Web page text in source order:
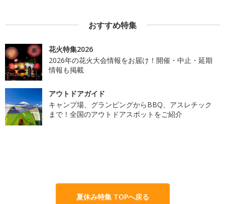
おすすめ特集
花火特集2026
2026年の花火大会情報をお届け！開催・中止・延期
情報も掲載
アウトドアガイド
キャンプ場、グランピングからBBQ、アスレチック
まで！全国のアウトドアスポットをご紹介
夏休み特集 TOPへ戻る